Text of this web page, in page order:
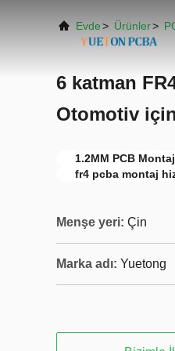
Evde> Ürünler>
6 katman
Otomotiv
1.2MM PCB
fr4 pcba montaj
Menşe yeri: Çin
Marka adı: Yuetong